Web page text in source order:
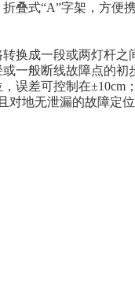
叠式“A”字架，方便
换成一段或两灯杆之
一般断线故障点的初
误差可控制在±10cm
对地无泄漏的故障定